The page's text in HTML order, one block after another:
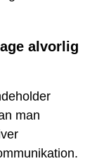
alvorlig
man